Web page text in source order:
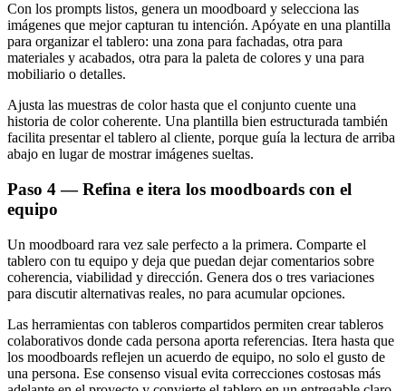
Con los prompts listos, genera un moodboard y selecciona las
imágenes que mejor capturan tu intención. Apóyate en una plantilla
para organizar el tablero: una zona para fachadas, otra para
materiales y acabados, otra para la paleta de colores y una para
mobiliario o detalles.
Ajusta las muestras de color hasta que el conjunto cuente una
historia de color coherente. Una plantilla bien estructurada también
facilita presentar el tablero al cliente, porque guía la lectura de arriba
abajo en lugar de mostrar imágenes sueltas.
Paso 4 — Refina e itera los moodboards con el
equipo
Un moodboard rara vez sale perfecto a la primera. Comparte el
tablero con tu equipo y deja que puedan dejar comentarios sobre
coherencia, viabilidad y dirección. Genera dos o tres variaciones
para discutir alternativas reales, no para acumular opciones.
Las herramientas con tableros compartidos permiten crear tableros
colaborativos donde cada persona aporta referencias. Itera hasta que
los moodboards reflejen un acuerdo de equipo, no solo el gusto de
una persona. Ese consenso visual evita correcciones costosas más